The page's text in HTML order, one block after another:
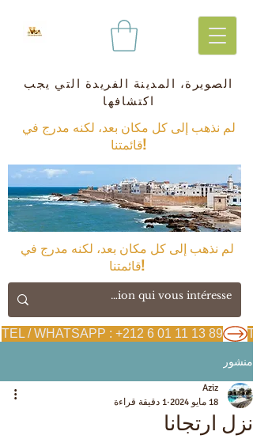
الصويرة، المدينة الفريدة التي يجب
اكتشافها
لم نذهب إلى كل مكان بعد، لكنه مدرج في
قائمتنا!
TEL / WHATSAPP : +212 6 01 11 13 89
لم نذهب إلى كل مكان بعد، لكنه مدرج في
قائمتنا!
منشور
نزل ارتجانا
Aziz
18 مايو 2024
1 دقيقة قراءة